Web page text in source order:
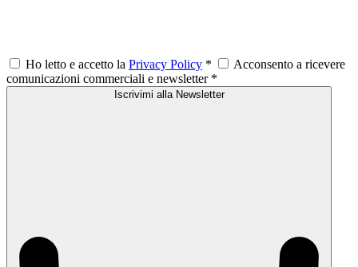
Ho letto e accetto la Privacy Policy *
Acconsento a ricevere
comunicazioni commerciali e newsletter *
Iscrivimi alla Newsletter